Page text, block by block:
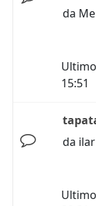
da
15:51
da